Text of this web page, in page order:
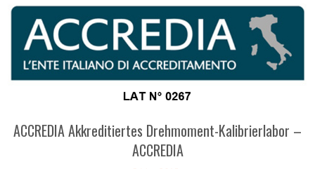
ACCREDIA Akkreditiertes Drehmoment-Kalibrierlabor –
ACCREDIA